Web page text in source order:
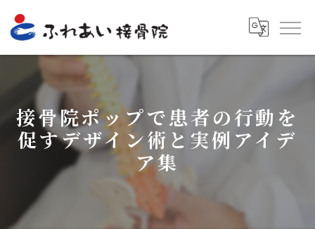
接骨院ポップで患者の行動を
促すデザイン術と実例アイデ
ア集